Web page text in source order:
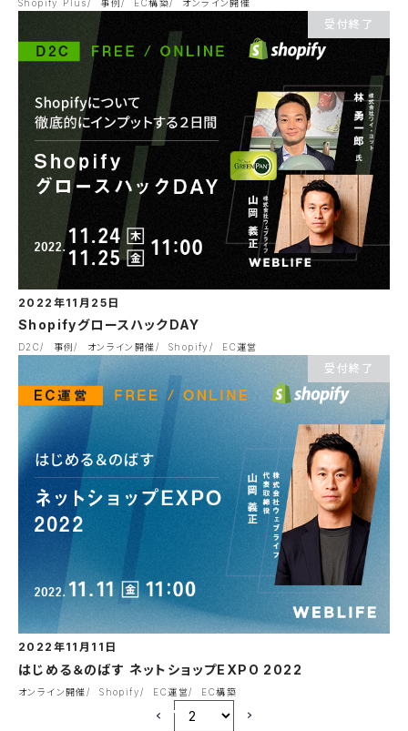
Shopify Plus 事例 EC構築 オンライン開催
受付終了
2022年11月25日
ShopifyグロースハックDAY
D2C 事例 オンライン開催 Shopify EC運営
受付終了
2022年11月11日
はじめる＆のばす ネットショップEXPO 2022
オンライン開催 Shopify EC運営 EC構築